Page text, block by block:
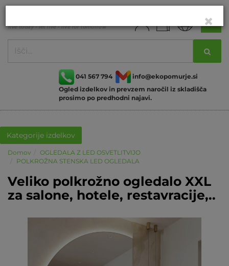
041 567 794
info@ekopomurje.si
Ogled izdelkov in prevzem naročil iz skladišča
prosimo po predhodni najavi.
Kategorije izdelkov
Domov
OGLEDALA Z LED OSVETLITVIJO
POLKROŽNA STENSKA LED OGLEDALA
Veliko polkrožno ogledalo XXL
za salone, hotele, restavracije,..